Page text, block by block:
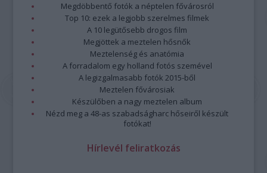
Megdöbbentő fotók a néptelen fővárosról
Top 10: ezek a legjobb szerelmes filmek
A 10 legütősebb drogos film
Megjöttek a meztelen hősnők
Meztelenség és anatómia
A forradalom egy holland fotós szemével
A legizgalmasabb fotók 2015-ből
Meztelen fővárosiak
Készülőben a nagy meztelen album
Nézd meg a 48-as szabadságharc hőseiről készült
fotókat!
Hírlevél feliratkozás